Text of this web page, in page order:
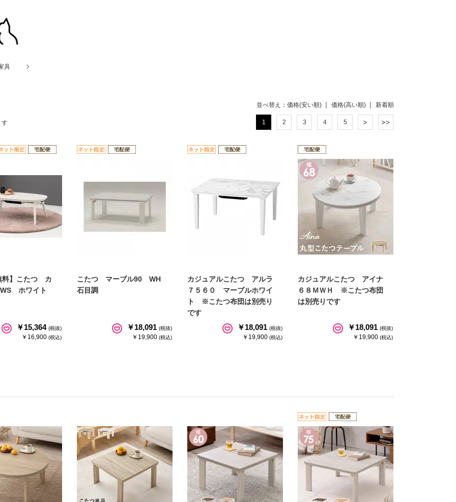
具
並べ替え： 価格(安い順) 価格(高い順) 新着順
す 1 2 3 4 5
料】こたつ カ
ホワイト
￥15,364 (税抜)
￥16,900 (税込)
こたつ マーブル90 WH
石目調
￥18,091 (税抜)
￥19,900 (税込)
カジュアルこたつ アルラ
７５６０ マーブルホワイ
ト ※こたつ布団は別売り
です
￥18,091 (税抜)
￥19,900 (税込)
カジュアルこたつ アイナ
６８ＭＷＨ ※こたつ布団
は別売りです
￥18,091 (税抜)
￥19,900 (税込)